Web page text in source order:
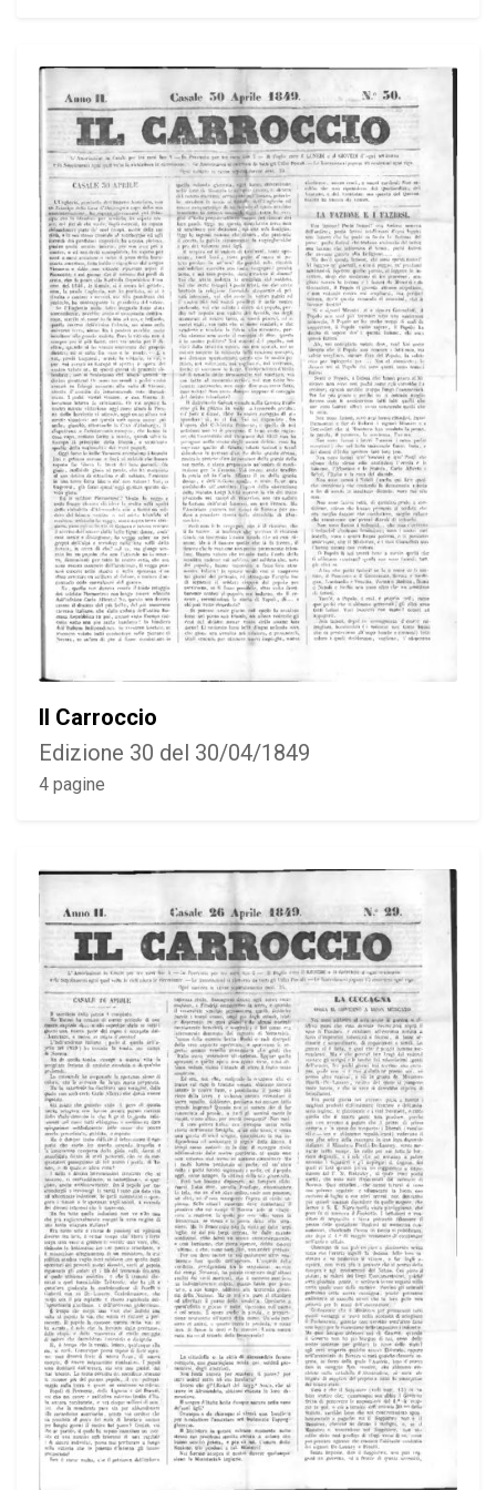
Il Carroccio
Edizione 30 del 30/04/1849
4 pagine